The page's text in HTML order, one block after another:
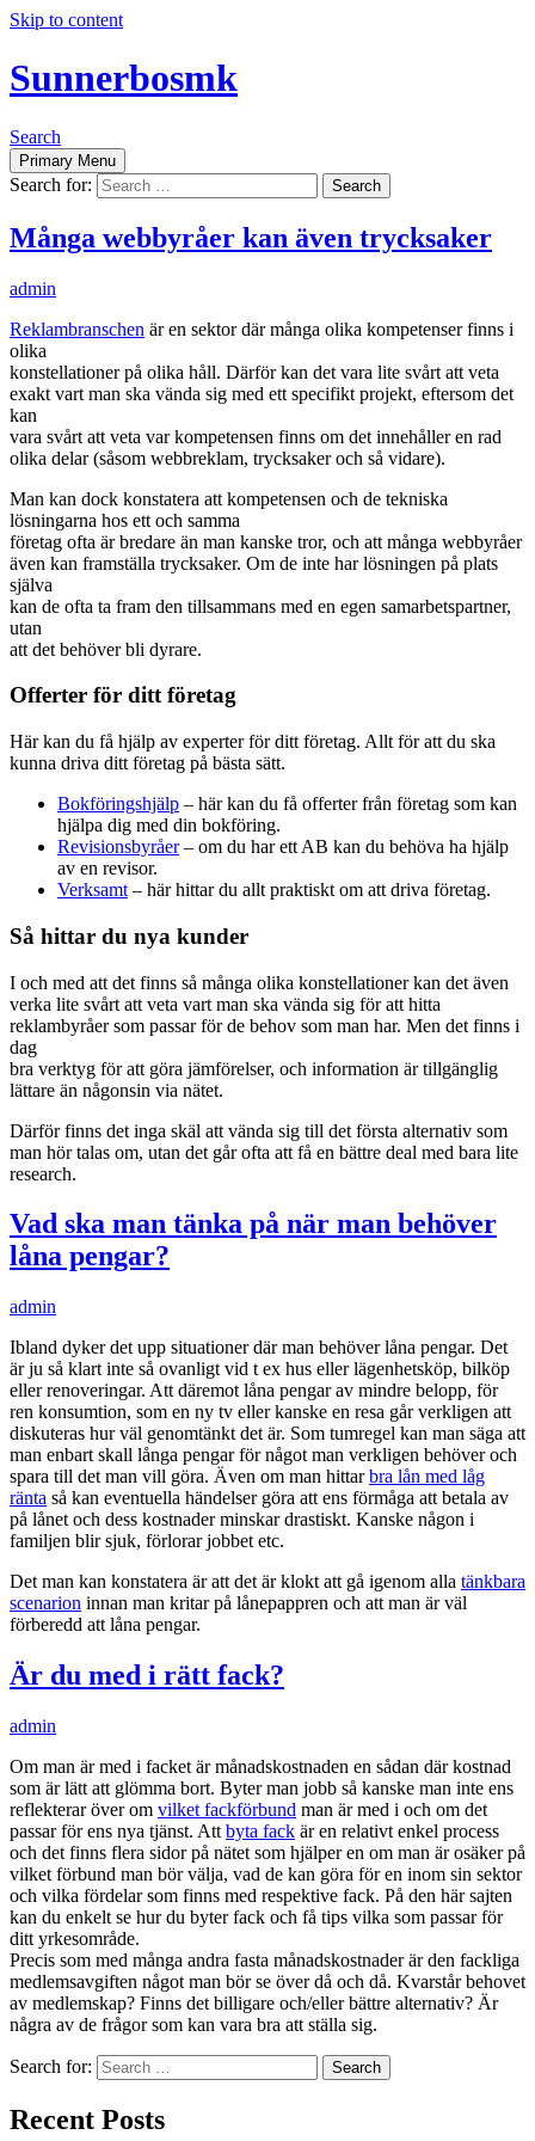
Skip to content
Sunnerbosmk
Search
Primary Menu
Search for:
Många webbyråer kan även trycksaker
admin
Reklambranschen är en sektor där många olika kompetenser finns i
olika
konstellationer på olika håll. Därför kan det vara lite svårt att veta
exakt vart man ska vända sig med ett specifikt projekt, eftersom det
kan
vara svårt att veta var kompetensen finns om det innehåller en rad
olika delar (såsom webbreklam, trycksaker och så vidare).
Man kan dock konstatera att kompetensen och de tekniska
lösningarna hos ett och samma
företag ofta är bredare än man kanske tror, och att många webbyråer
även kan framställa trycksaker. Om de inte har lösningen på plats
själva
kan de ofta ta fram den tillsammans med en egen samarbetspartner,
utan
att det behöver bli dyrare.
Offerter för ditt företag
Här kan du få hjälp av experter för ditt företag. Allt för att du ska
kunna driva ditt företag på bästa sätt.
Bokföringshjälp – här kan du få offerter från företag som kan
hjälpa dig med din bokföring.
Revisionsbyråer– om du har ett AB kan du behöva ha hjälp
av en revisor.
Verksamt – här hittar du allt praktiskt om att driva företag.
Så hittar du nya kunder
I och med att det finns så många olika konstellationer kan det även
verka lite svårt att veta vart man ska vända sig för att hitta
reklambyråer som passar för de behov som man har. Men det finns i
dag
bra verktyg för att göra jämförelser, och information är tillgänglig
lättare än någonsin via nätet.
Därför finns det inga skäl att vända sig till det första alternativ som
man hör talas om, utan det går ofta att få en bättre deal med bara lite
research.
Vad ska man tänka på när man behöver
låna pengar?
admin
Ibland dyker det upp situationer där man behöver låna pengar. Det
är ju så klart inte så ovanligt vid t ex hus eller lägenhetsköp, bilköp
eller renoveringar. Att däremot låna pengar av mindre belopp, för
ren konsumtion, som en ny tv eller kanske en resa går verkligen att
diskuteras hur väl genomtänkt det är. Som tumregel kan man säga att
man enbart skall långa pengar för något man verkligen behöver och
spara till det man vill göra. Även om man hittarbra lån med låg
ränta så kan eventuella händelser göra att ens förmåga att betala av
på lånet och dess kostnader minskar drastiskt. Kanske någon i
familjen blir sjuk, förlorar jobbet etc.
Det man kan konstatera är att det är klokt att gå igenom alla tänkbara
scenarion innan man kritar på lånepappren och att man är väl
förberedd att låna pengar.
Är du med i rätt fack?
admin
Om man är med i facket är månadskostnaden en sådan där kostnad
som är lätt att glömma bort. Byter man jobb så kanske man inte ens
reflekterar över om vilket fackförbund man är med i och om det
passar för ens nya tjänst. Att byta fack är en relativt enkel process
och det finns flera sidor på nätet som hjälper en om man är osäker på
vilket förbund man bör välja, vad de kan göra för en inom sin sektor
och vilka fördelar som finns med respektive fack. På den här sajten
kan du enkelt se hur du byter fack och få tips vilka som passar för
ditt yrkesområde.
Precis som med många andra fasta månadskostnader är den fackliga
medlemsavgiften något man bör se över då och då. Kvarstår behovet
av medlemskap? Finns det billigare och/eller bättre alternativ? Är
några av de frågor som kan vara bra att ställa sig.
Search for:
Recent Posts